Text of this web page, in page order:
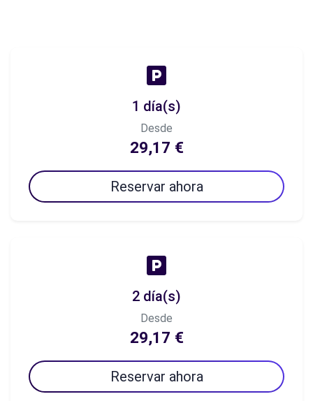
1 día(s)
Desde
29,17 €
Reservar ahora
2 día(s)
Desde
29,17 €
Reservar ahora